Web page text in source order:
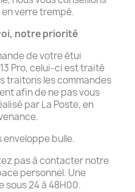
verre trempé.
notre priorité
de votre étui
Pro, celui-ci est traité
traitons les commandes
afin de ne pas vous
par La Poste, en
bulle.
pas à contacter notre
personnel. Une
sous 24 à 48H00.